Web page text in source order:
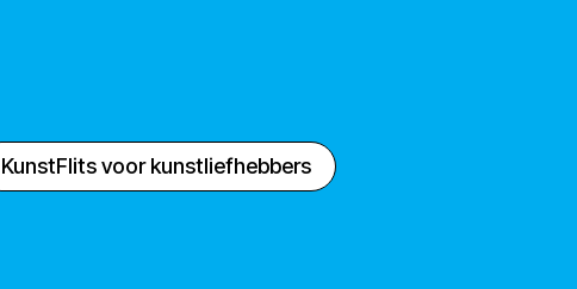
KunstFlits voor kunstliefhebbers